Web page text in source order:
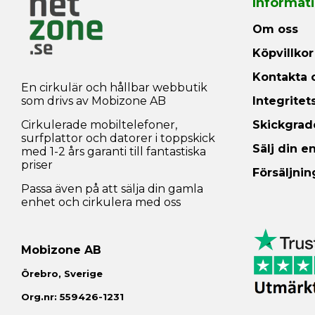
En cirkulär och hållbar webbutik
som drivs av Mobizone AB
Cirkulerade mobiltelefoner,
surfplattor och datorer i toppskick
med 1-2 års garanti till fantastiska
priser
Passa även på att sälja din gamla
enhet och cirkulera med oss
Mobizone AB
Örebro, Sverige
Org.nr: 559426-1231
Om oss
Köpvillkor
Kontakta
Sälj din